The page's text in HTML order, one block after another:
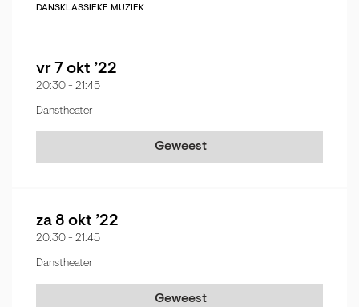
DANSKLASSIEKE MUZIEK
vr 7 okt ’22
20:30 - 21:45
Danstheater
Geweest
za 8 okt ’22
20:30 - 21:45
Danstheater
Geweest